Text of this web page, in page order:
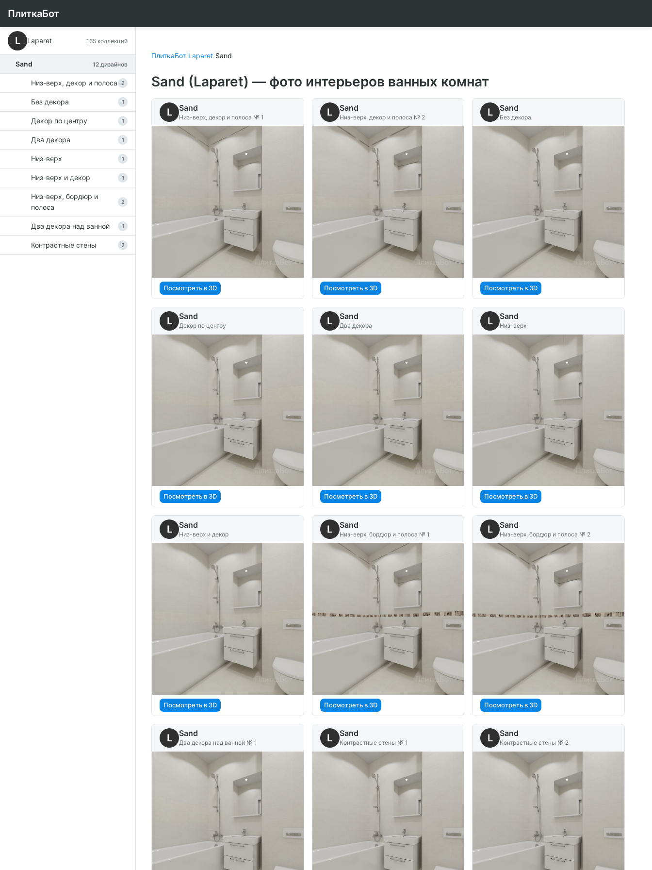
ПлиткаБот
L Laparet 165 коллекций
Sand 12 дизайнов
Низ-верх, декор и полоса 2
Без декора 1
Декор по центру 1
Два декора 1
Низ-верх 1
Низ-верх и декор 1
Низ-верх, бордюр и
полоса
2
Два декора над ванной 1
Контрастные стены 2
ПлиткаБот/Laparet/Sand
Sand (Laparet) — фото интерьеров ванных комнат
L Sand
Низ-верх, декор и полоса № 1
Посмотреть в 3D
L Sand
Низ-верх, декор и полоса № 2
Посмотреть в 3D
L Sand
Без декора
Посмотреть в 3D
L Sand
Декор по центру
Посмотреть в 3D
L Sand
Два декора
Посмотреть в 3D
L Sand
Низ-верх
Посмотреть в 3D
L Sand
Низ-верх и декор
Посмотреть в 3D
L Sand
Низ-верх, бордюр и полоса № 1
Посмотреть в 3D
L Sand
Низ-верх, бордюр и полоса № 2
Посмотреть в 3D
L Sand
Два декора над ванной № 1 L Sand
Контрастные стены № 1 L Sand
Контрастные стены № 2